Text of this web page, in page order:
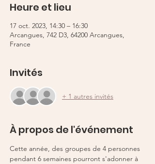
Heure et lieu
17 oct. 2023, 14:30 – 16:30
Arcangues, 742 D3, 64200 Arcangues,
France
Invités
+ 1 autres invités
À propos de l'événement
Cette année, des groupes de 4 personnes
pendant 6 semaines pourront s'adonner à